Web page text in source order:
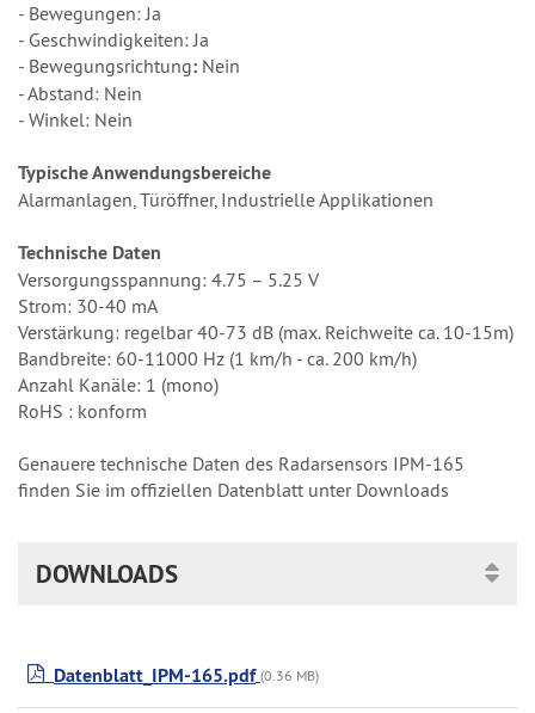
- Bewegungen: Ja
- Geschwindigkeiten: Ja
- Bewegungsrichtung: Nein
- Abstand: Nein
- Winkel: Nein
Typische Anwendungsbereiche
Alarmanlagen, Türöffner, Industrielle Applikationen
Technische Daten
Versorgungsspannung: 4.75 – 5.25 V
Strom: 30-40 mA
Verstärkung: regelbar 40-73 dB (max. Reichweite ca. 10-15m)
Bandbreite: 60-11000 Hz (1 km/h - ca. 200 km/h)
Anzahl Kanäle: 1 (mono)
RoHS : konform
Genauere technische Daten des Radarsensors IPM-165
finden Sie im offiziellen Datenblatt unter Downloads
DOWNLOADS
Datenblatt_IPM-165.pdf (0.36 MB)